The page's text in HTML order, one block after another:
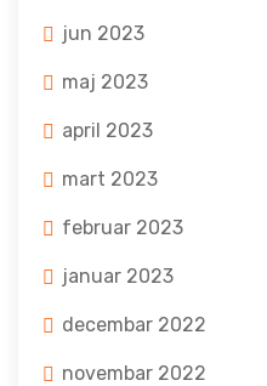
jun 2023
maj 2023
april 2023
mart 2023
februar 2023
januar 2023
decembar 2022
novembar 2022